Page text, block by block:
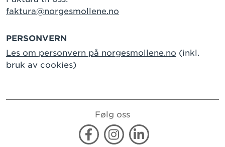
faktura@norgesmollene.no
PERSONVERN
Les om personvern på norgesmollene.no (inkl.
bruk av cookies)
Følg oss
FacebookInstagramLinkedin